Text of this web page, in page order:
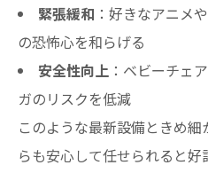
緊張緩和 ：好きなアニメ
の恐怖心を和らげる
安全性向上：ベビーチェ
ガのリスクを低減
このような最新設備ときめ
らも安心して任せられると好